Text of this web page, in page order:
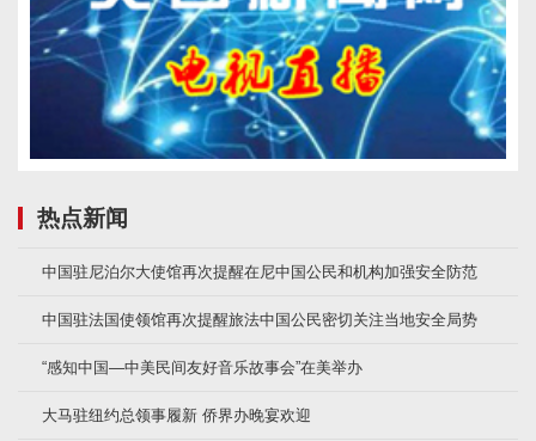
热点新闻
中国驻尼泊尔大使馆再次提醒在尼中国公民和机构加强安全防范
中国驻法国使领馆再次提醒旅法中国公民密切关注当地安全局势
“感知中国—中美民间友好音乐故事会”在美举办
大马驻纽约总领事履新 侨界办晚宴欢迎